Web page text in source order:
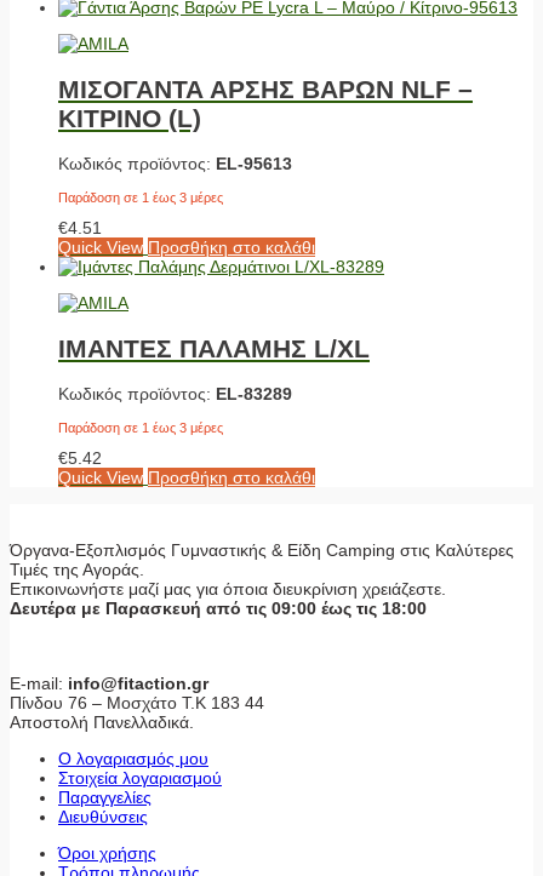
ΜΙΣΟΓΑΝΤΑ ΑΡΣΗΣ ΒΑΡΩΝ NLF –
ΚΙΤΡΙΝΟ (L)
Κωδικός προϊόντος: EL-95613
Παράδοση σε 1 έως 3 μέρες
€4.51
Quick View Προσθήκη στο καλάθι
ΙΜΑΝΤΕΣ ΠΑΛΑΜΗΣ L/XL
Κωδικός προϊόντος: EL-83289
Παράδοση σε 1 έως 3 μέρες
€5.42
Quick View Προσθήκη στο καλάθι
Όργανα-Εξοπλισμός Γυμναστικής & Είδη Camping στις Καλύτερες
Τιμές της Αγοράς.
Επικοινωνήστε μαζί μας για όποια διευκρίνιση χρειάζεστε.
Δευτέρα με Παρασκευή από τις 09:00 έως τις 18:00
E-mail: info@fitaction.gr
Πίνδου 76 – Μοσχάτο Τ.Κ 183 44
Αποστολή Πανελλαδικά.
Ο λογαριασμός μου
Στοιχεία λογαριασμού
Παραγγελίες
Διευθύνσεις
Όροι χρήσης